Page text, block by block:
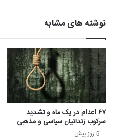
نوشته های مشابه
۶۷ اعدام در یک ماه و تشدید
سرکوب زندانیان سیاسی و مذهبی
5 روز پیش